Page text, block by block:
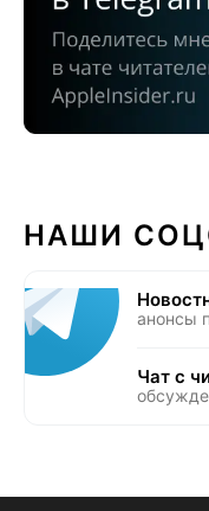
НАШИ
анонсы
Чат с